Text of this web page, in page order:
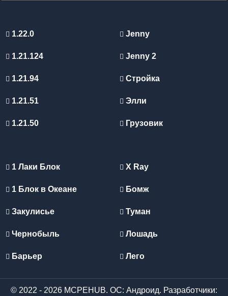
1.22.0
1.21.124
1.21.94
1.21.51
1.21.50
Jenny
Jenny 2
Стройка
Элли
Грузовик
1 Лаки Блок
1 Блок в Океане
Закулисье
Чернобыль
Барьер
X Ray
Бомж
Туман
Лошадь
Лего
© 2022 - 2026 MCPEHUB. ОС: Андроид. Разработчики: